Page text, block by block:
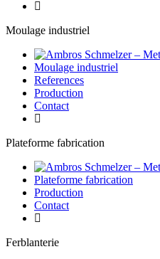
Moulage industriel
Moulage industriel
References
Production
Contact
Plateforme fabrication
Plateforme fabrication
Production
Contact
Ferblanterie